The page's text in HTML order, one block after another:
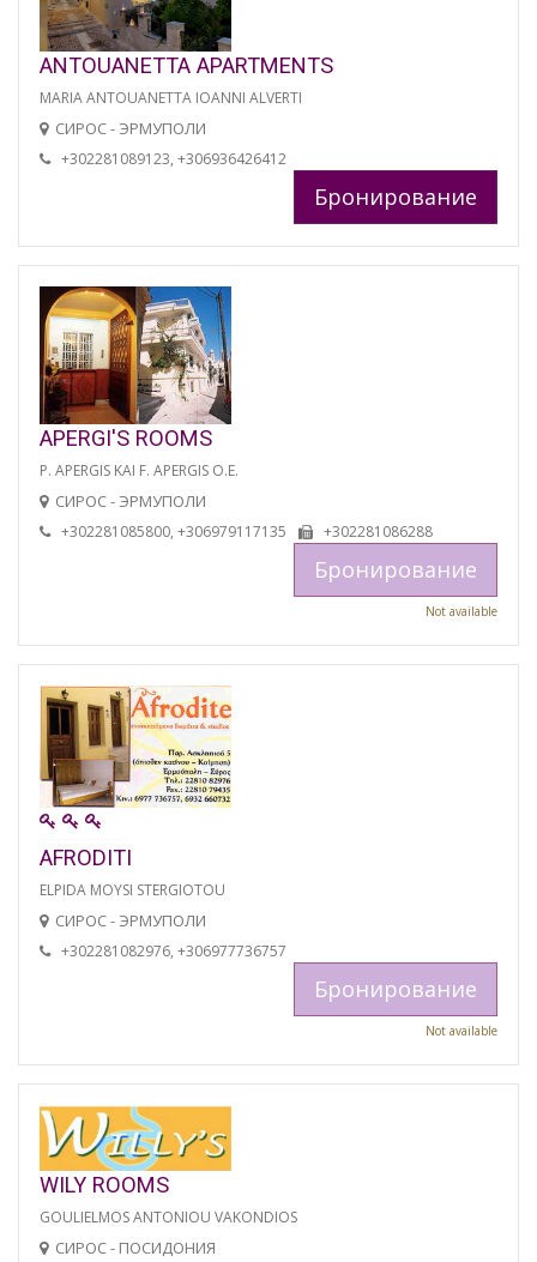
ANTOUANETTA APARTMENTS
MARIA ANTOUANETTA IOANNI ALVERTI
СИРОС - ЭРМУПОЛИ
+302281089123, +306936426412
Бронирование
APERGI'S ROOMS
P. APERGIS KAI F. APERGIS O.E.
СИРОС - ЭРМУПОЛИ
+302281085800, +306979117135 +302281086288
Бронирование
Not available
AFRODITI
ELPIDA MOYSI STERGIOTOU
СИРОС - ЭРМУПОЛИ
+302281082976, +306977736757
Бронирование
Not available
WILY ROOMS
GOULIELMOS ANTONIOU VAKONDIOS
СИРОС - ПОСИДОНИЯ